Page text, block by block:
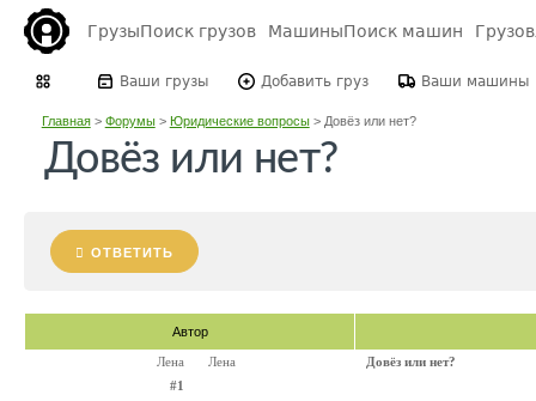
ГрузыПоиск грузов МашиныПоиск машин
Ваши грузы Добавить груз Ваши машины
Главная> Форумы> Юридические вопросы> Довёз или нет?
Довёз или нет?
ОТВЕТИТЬ
Автор
Лена
#1
Лена Довёз или нет?